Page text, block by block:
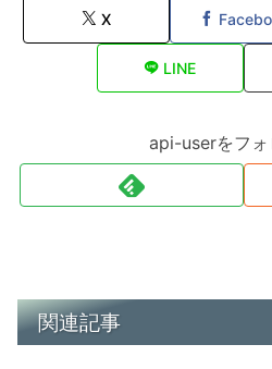
X
LINE
api-userをフォ
関連記事